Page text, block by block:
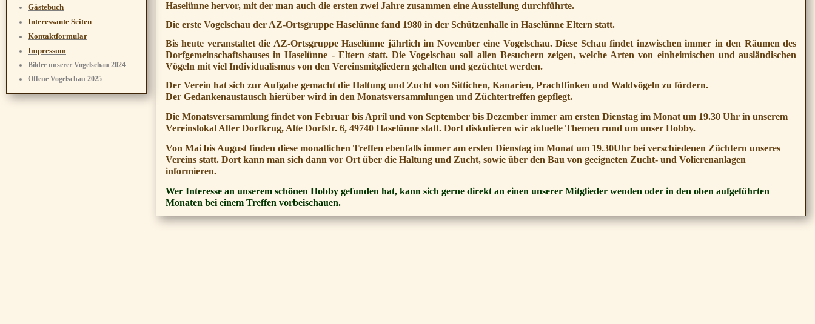
Gästebuch
Interessante Seiten
Kontaktformular
Impressum
Bilder unserer Vogelschau 2024
Offene Vogelschau 2025
Haselünne hervor, mit der man auch die ersten zwei Jahre zusammen eine Ausstellung durchführte.
Die erste Vogelschau der AZ-Ortsgruppe Haselünne fand 1980 in der Schützenhalle in Haselünne Eltern statt.
Bis heute veranstaltet die AZ-Ortsgruppe Haselünne jährlich im November eine Vogelschau. Diese Schau findet inzwischen immer in den Räumen des
Dorfgemeinschaftshauses in Haselünne - Eltern statt.Die Vogelschau soll allen Besuchern zeigen, welche Arten von einheimischen und ausländischen
Vögeln mit viel Individualismus von den Vereinsmitgliedern gehalten und gezüchtet werden.
Der Verein hat sich zur Aufgabe gemacht die Haltung und Zucht von Sittichen, Kanarien, Prachtfinken und Waldvögeln zu fördern.
Der Gedankenaustausch hierüber wird in den Monatsversammlungen und Züchtertreffen gepflegt.
Die Monatsversammlung findet von Februar bis April und von September bis Dezember immer am ersten Dienstag im Monat um 19.30 Uhr in unserem
Vereinslokal Alter Dorfkrug, Alte Dorfstr. 6, 49740 Haselünne statt. Dort diskutieren wir aktuelle Themen rund um unser Hobby.
Von Mai bis August finden diese monatlichen Treffen ebenfalls immer am ersten Dienstag im Monat um 19.30Uhr bei verschiedenen Züchtern unseres
Vereins statt. Dort kann man sich dann vor Ort über die Haltung und Zucht, sowie über den Bau von geeigneten Zucht- und Volierenanlagen
informieren.
Wer Interesse an unserem schönen Hobby gefunden hat, kann sich gerne direkt an einen unserer Mitglieder wenden oder in den oben aufgeführten
Monaten bei einem Treffen vorbeischauen.